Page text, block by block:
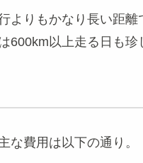
よりもかなり長い距離
600km以上走る日も珍
な費用は以下の通り。